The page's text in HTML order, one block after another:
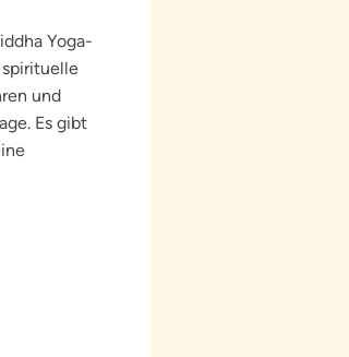
Yoga-
spirituelle
und
Es gibt